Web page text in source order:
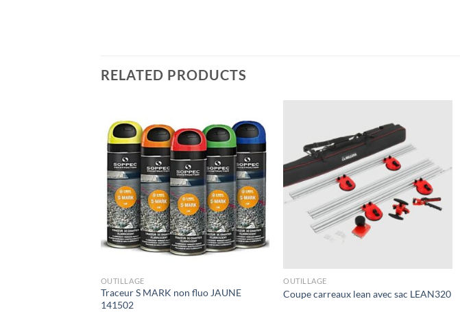
RELATED PRODUCTS
OUTILLAGE
Traceur S MARK non fluo JAUNE
141502
OUTILLAGE
Coupe carreaux lean avec sac LEAN320